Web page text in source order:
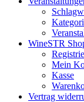
WineSTR
Mein
Kasse
Vertrag